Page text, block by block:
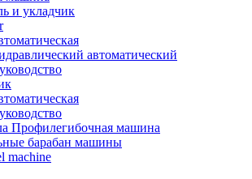
и укладчик
автоматический
Профилегибочная машина
барабан машины
machine